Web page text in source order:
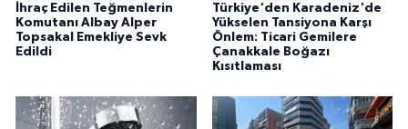
İhraç Edilen Teğmenlerin
Komutanı Albay Alper
Topsakal Emekliye Sevk
Edildi
Türkiye'den Karadeniz'de
Yükselen Tansiyona Karşı
Önlem: Ticari Gemilere
Çanakkale Boğazı
Kısıtlaması